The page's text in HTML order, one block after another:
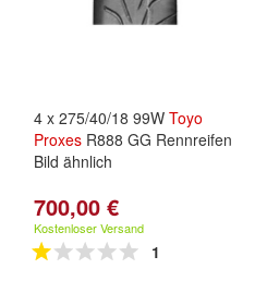
4 x 275/40/18 99W Toyo
Proxes R888 GG Rennreifen
Bild ähnlich
700,00 €
Kostenloser Versand
1